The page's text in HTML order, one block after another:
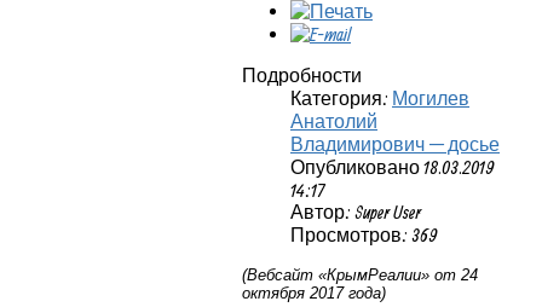
Подробности
Категория: Могилев
Анатолий
Владимирович — досье
Опубликовано 18.03.2019
14:17
Автор: Super User
Просмотров: 369
(Вебсайт «КрымРеалии» от 24
октября 2017 года)